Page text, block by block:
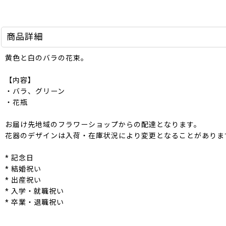
商品詳細
黄色と白のバラの花束。
【内容】
・バラ、グリーン
・花瓶
お届け先地域のフラワーショップからの配達となります。
花器のデザインは入荷・在庫状況により変更となることがありま
* 記念日
* 結婚祝い
* 出産祝い
* 入学・就職祝い
* 卒業・退職祝い